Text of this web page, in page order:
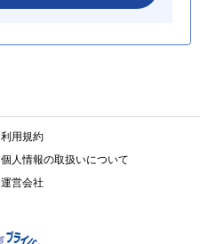
利用規約
個人情報の取扱いについて
運営会社